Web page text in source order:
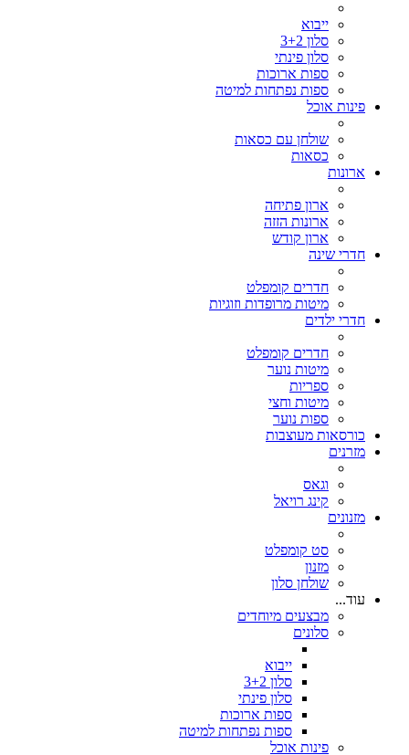
ייבוא
סלון 3+2
סלון פינתי
ספות ארוכות
ספות נפתחות למיטה
פינות אוכל
שולחן עם כסאות
כסאות
ארונות
ארון פתיחה
ארונות הזזה
ארון קודש
חדרי שינה
חדרים קומפלט
מיטות מרופדות וזוגיות
חדרי ילדים
חדרים קומפלט
מיטות נוער
ספריות
מיטות וחצי
ספות נוער
כורסאות מעוצבות
מזרנים
וגאס
קינג רויאל
מזנונים
סט קומפלט
מזנון
שולחן סלון
עוד...
מבצעים מיוחדים
סלונים
ייבוא
סלון 3+2
סלון פינתי
ספות ארוכות
ספות נפתחות למיטה
פינות אוכל